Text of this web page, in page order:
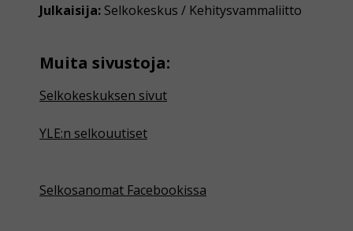
Julkaisija: Selkokeskus / Kehitysvammaliitto
Muita sivustoja:
Selkokeskuksen sivut
YLE:n selkouutiset
Selkosanomat Facebookissa